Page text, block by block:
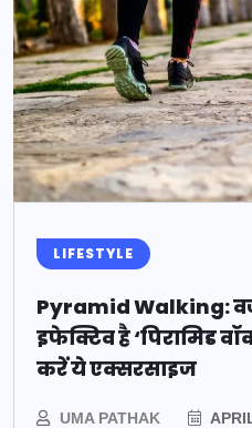
LIFESTYLE
Pyramid Walking:
इफेक्टिव है ‘पिरामिड
करें ये एक्सरसाइज
UMA PATHAK